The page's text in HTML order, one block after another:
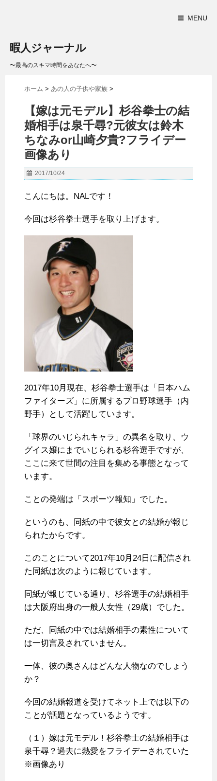
MENU
暇人ジャーナル
〜最高のスキマ時間をあなたへ〜
ホーム > あの人の子供や家族 >
【嫁は元モデル】杉谷拳士の結
婚相手は泉千尋?元彼女は鈴木
ちなみor山崎夕貴?フライデー
画像あり
2017/10/24
こんにちは。NALです！
今回は杉谷拳士選手を取り上げます。
2017年10月現在、杉谷拳士選手は「日本ハム
ファイターズ」に所属するプロ野球選手（内
野手）として活躍しています。
「球界のいじられキャラ」の異名を取り、ウ
グイス嬢にまでいじられる杉谷選手ですが、
ここに来て世間の注目を集める事態となって
います。
ことの発端は「スポーツ報知」でした。
というのも、同紙の中で彼女との結婚が報じ
られたからです。
このことについて2017年10月24日に配信され
た同紙は次のように報じています。
同紙が報じている通り、杉谷選手の結婚相手
は大阪府出身の一般人女性（29歳）でした。
ただ、同紙の中では結婚相手の素性について
は一切言及されていません。
一体、彼の奥さんはどんな人物なのでしょう
か？
今回の結婚報道を受けてネット上では以下の
ことが話題となっているようです。
（１）嫁は元モデル！杉谷拳士の結婚相手は
泉千尋？過去に熱愛をフライデーされていた
※画像あり